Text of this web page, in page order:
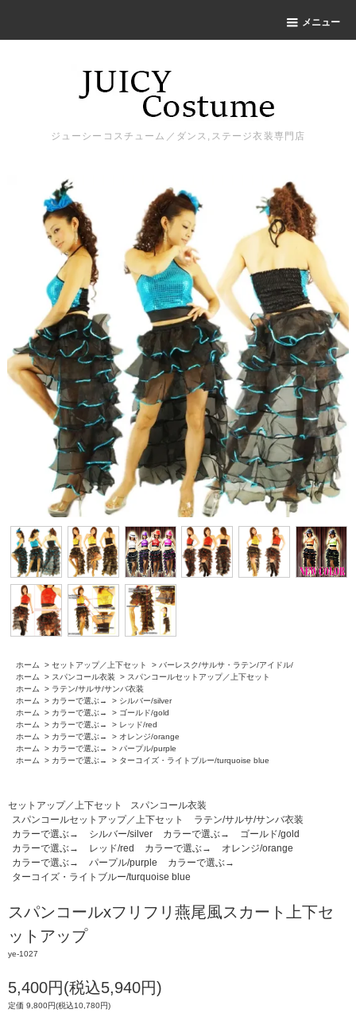
メニュー
ジューシーコスチューム／ダンス,ステージ衣装専門店
ホーム > セットアップ／上下セット > バーレスク/サルサ・ラテン/アイドル/
ホーム
> スパンコール衣装 > スパンコールセットアップ／上下セット
ホーム
> ラテン/サルサ/サンバ衣装
ホーム
> カラーで選ぶ→ > シルバー/silver
ホーム
> カラーで選ぶ→ > ゴールド/gold
ホーム
> カラーで選ぶ→ > レッド/red
ホーム
> カラーで選ぶ→ > オレンジ/orange
ホーム
> カラーで選ぶ→ > パープル/purple
ホーム
> カラーで選ぶ→ > ターコイズ・ライトブルー/turquoise blue
セットアップ／上下セット
スパンコール衣装
スパンコールセットアップ／上下セット
ラテン/サルサ/サンバ衣装
カラーで選ぶ→
シルバー/silver カラーで選ぶ→
ゴールド/gold
カラーで選ぶ→
レッド/red カラーで選ぶ→
オレンジ/orange
カラーで選ぶ→
パープル/purple
カラーで選ぶ→
ターコイズ・ライトブルー/turquoise blue
スパンコールxフリフリ燕尾風スカート上下セ
ットアップ
ye-1027
5,400円(税込5,940円)
定価 9,800円(税込10,780円)